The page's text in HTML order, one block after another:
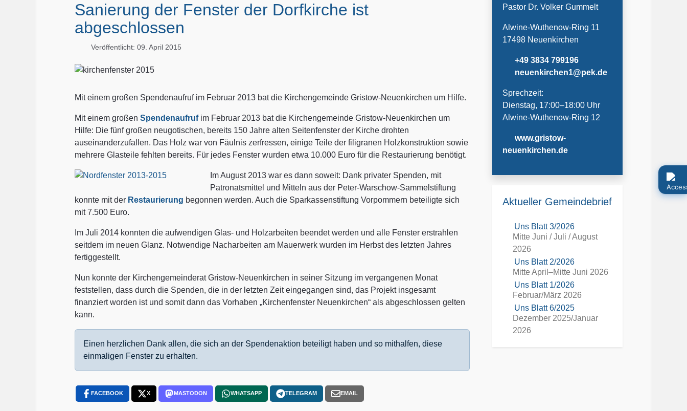
Sanierung der Fenster der Dorfkirche ist
abgeschlossen
Veröffentlicht: 09. April 2015
Mit einem großen Spendenaufruf im Februar 2013 bat die Kirchengemeinde Gristow-Neuenkirchen um Hilfe.
Mit einem großen Spendenaufrufim Februar 2013 bat die Kirchengemeinde Gristow-Neuenkirchen um
Hilfe: Die fünf großen neugotischen, bereits 150 Jahre alten Seitenfenster der Kirche drohten
auseinanderzufallen. Das Holz war von Fäulnis zerfressen, einige Teile der filigranen Holzkonstruktion sowie
mehrere Glasteile fehlten bereits. Für jedes Fenster wurden etwa 10.000 Euro für die Restaurierung benötigt.
Im August 2013 war es dann soweit: Dank privater Spenden, mit
Patronatsmittel und Mitteln aus der Peter-Warschow-Sammelstiftung
konnte mit der Restaurierung begonnen werden. Auch die Sparkassenstiftung Vorpommern beteiligte sich
mit 7.500 Euro.
Im Juli 2014 konnten die aufwendigen Glas- und Holzarbeiten beendet werden und alle Fenster erstrahlen
seitdem im neuen Glanz. Notwendige Nacharbeiten am Mauerwerk wurden im Herbst des letzten Jahres
fertiggestellt.
Nun konnte der Kirchengemeinderat Gristow-Neuenkirchen in seiner Sitzung im vergangenen Monat
feststellen, dass durch die Spenden, die in der letzten Zeit eingegangen sind, das Projekt insgesamt
finanziert worden ist und somit dann das Vorhaben „Kirchenfenster Neuenkirchen“ als abgeschlossen gelten
kann.
Einen herzlichen Dank allen, die sich an der Spendenaktion beteiligt haben und so mithalfen, diese
einmaligen Fenster zu erhalten.
FACEBOOK X MASTODON WHATSAPP TELEGRAM EMAIL
Pastor Dr. Volker Gummelt
Alwine-Wuthenow-Ring 11
17498 Neuenkirchen
+49 3834 799196
neuenkirchen1@pek.de
Sprechzeit:
Dienstag, 17:00–18:00 Uhr
Alwine-Wuthenow-Ring 12
www.gristow-
neuenkirchen.de
Aktueller Gemeindebrief
Uns Blatt 3/2026
Mitte Juni / Juli / August
2026
Uns Blatt 2/2026
Mitte April–Mitte Juni 2026
Uns Blatt 1/2026
Februar/März 2026
Uns Blatt 6/2025
Dezember 2025/Januar
2026